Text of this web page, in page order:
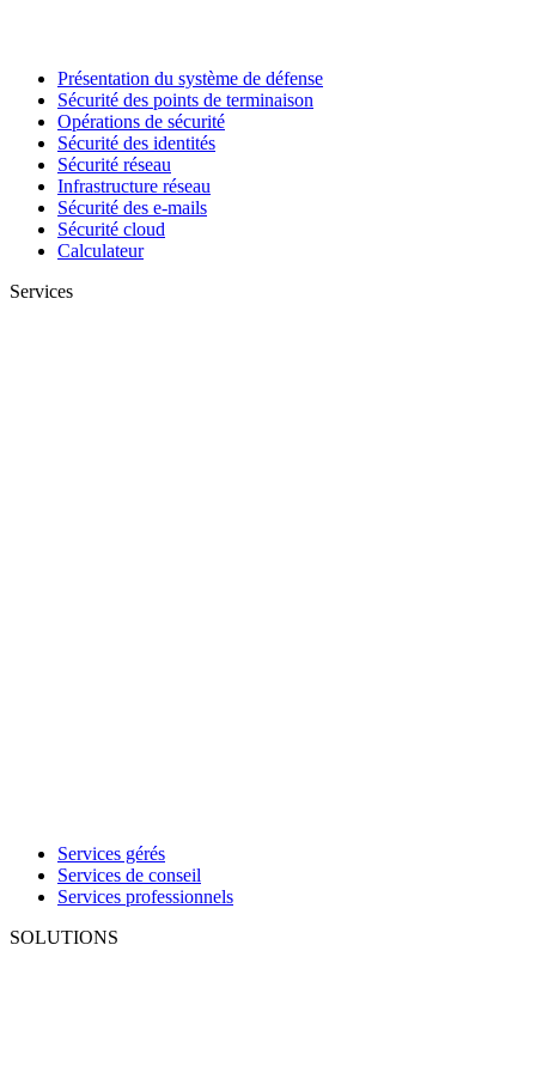
Présentation du système de défense
Sécurité des points de terminaison
Opérations de sécurité
Sécurité des identités
Sécurité réseau
Infrastructure réseau
Sécurité des e-mails
Sécurité cloud
Calculateur
Services
Services gérés
Services de conseil
Services professionnels
SOLUTIONS